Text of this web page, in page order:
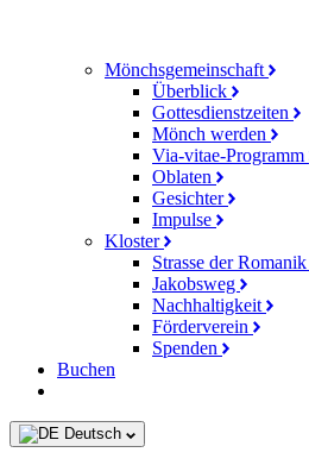
Mönchsgemeinschaft
Überblick
Gottesdienstzeiten
Mönch werden
Via-vitae-Programm
Oblaten
Gesichter
Impulse
Kloster
Strasse der Romanik
Jakobsweg
Nachhaltigkeit
Förderverein
Spenden
Buchen
Deutsch